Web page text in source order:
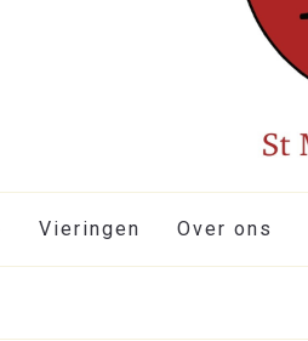
Vieringen Over ons